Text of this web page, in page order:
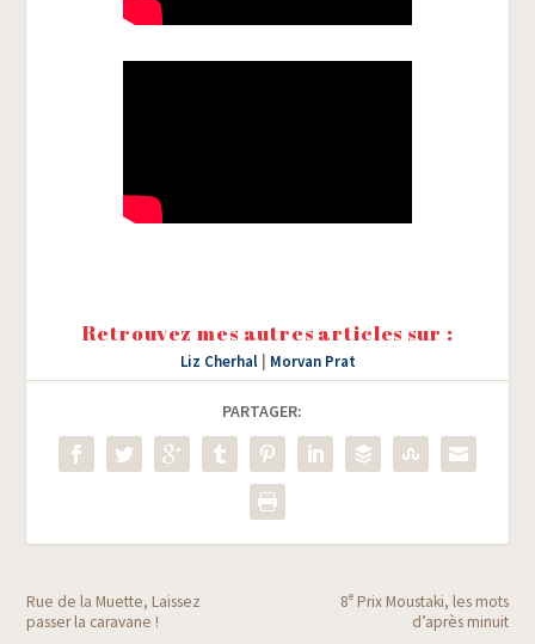
Retrouvez mes autres articles sur :
Liz Cherhal| Morvan Prat
PARTAGER:
Rue de la Muette, Laissez
passer la caravane !
8ePrix Moustaki, les mots
d’après minuit